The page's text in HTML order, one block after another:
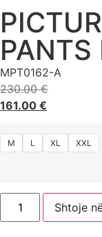
MPT0162-A
230.00€
161.00 €
M L XL XXL
Shtoje